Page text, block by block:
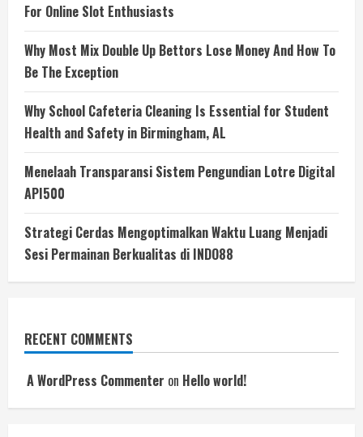
For Online Slot Enthusiasts
Why Most Mix Double Up Bettors Lose Money And How To
Be The Exception
Why School Cafeteria Cleaning Is Essential for Student
Health and Safety in Birmingham, AL
Menelaah Transparansi Sistem Pengundian Lotre Digital
API500
Strategi Cerdas Mengoptimalkan Waktu Luang Menjadi
Sesi Permainan Berkualitas di INDO88
RECENT COMMENTS
A WordPress Commenter on Hello world!